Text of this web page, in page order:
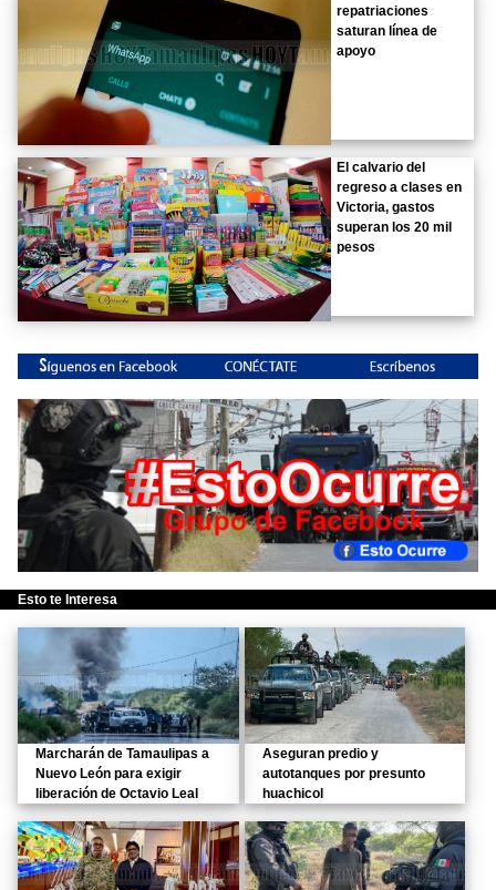
repatriaciones
saturan línea de
apoyo
El calvario del
regreso a clases en
Victoria, gastos
superan los 20 mil
pesos
Esto te Interesa
Marcharán de Tamaulipas a
Nuevo León para exigir
liberación de Octavio Leal
Aseguran predio y
autotanques por presunto
huachicol